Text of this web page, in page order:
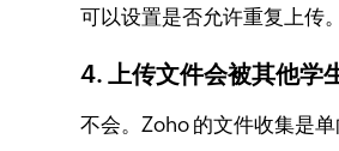
可以设置是否允许重复上传
4. 上传文件会被其他学
不会。Zoho 的文件收集是